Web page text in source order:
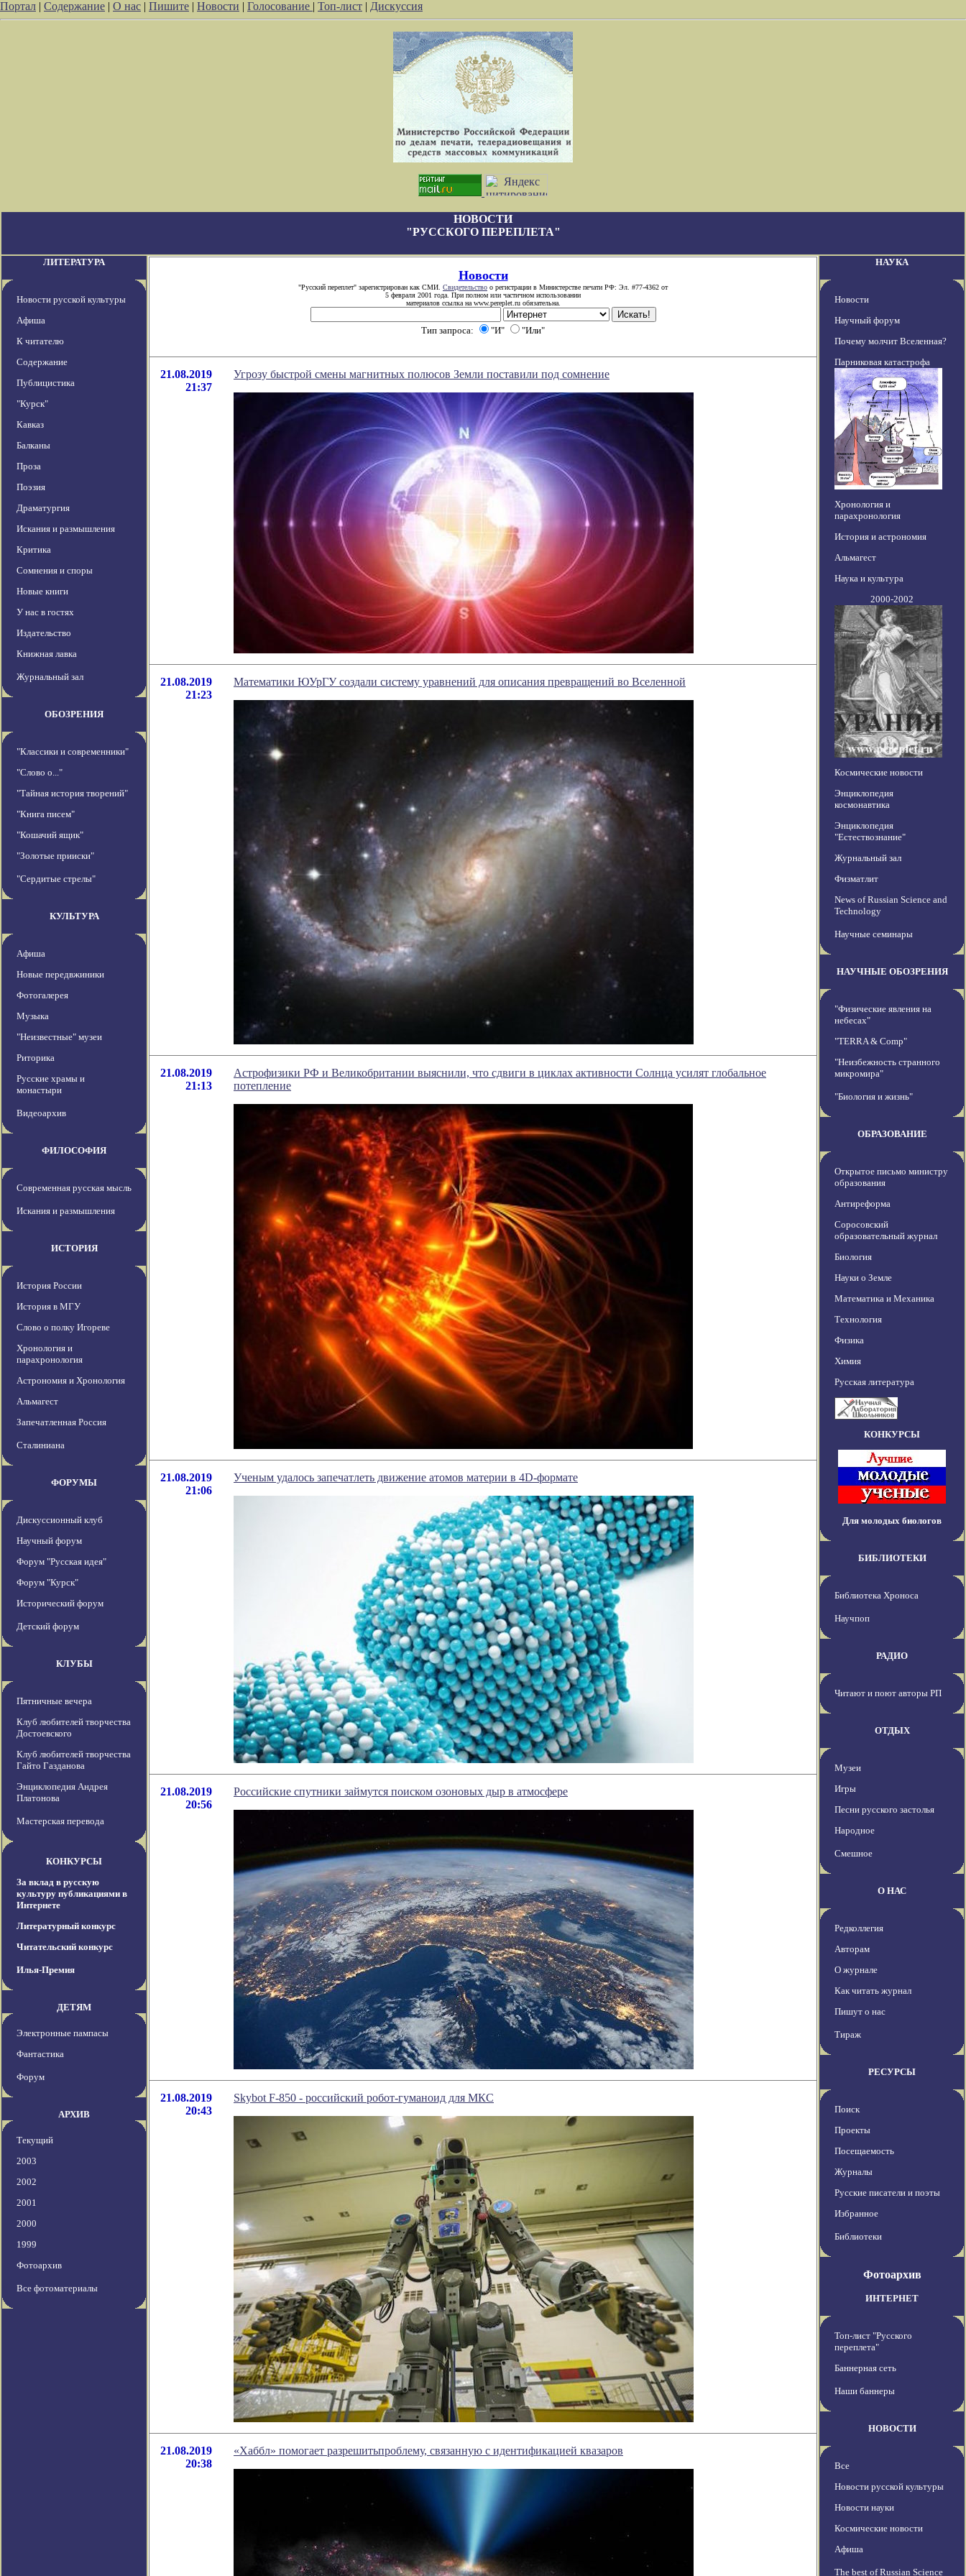
Портал | Содержание | О нас | Пишите | Новости | Голосование | Топ-лист | Дискуссия
НОВОСТИ
"РУССКОГО ПЕРЕПЛЕТА"
ЛИТЕРАТУРА
Новости русской культуры
Афиша
К читателю
Содержание
Публицистика
"Курск"
Кавказ
Балканы
Проза
Поэзия
Драматургия
Искания и размышления
Критика
Сомнения и споры
Новые книги
У нас в гостях
Издательство
Книжная лавка
Журнальный зал
ОБОЗРЕНИЯ
"Классики и современники"
"Слово о..."
"Тайная история творений"
"Книга писем"
"Кошачий ящик"
"Золотые прииски"
"Сердитые стрелы"
КУЛЬТУРА
Афиша
Новые передвжиники
Фотогалерея
Музыка
"Неизвестные" музеи
Риторика
Русские храмы и
монастыри
Видеоархив
ФИЛОСОФИЯ
Современная русская мысль
Искания и размышления
ИСТОРИЯ
История России
История в МГУ
Слово о полку Игореве
Хронология и
парахронология
Астрономия и Хронология
Альмагест
Запечатленная Россия
Сталиниана
ФОРУМЫ
Дискуссионный клуб
Научный форум
Форум "Русская идея"
Форум "Курск"
Исторический форум
Детский форум
КЛУБЫ
Пятничные вечера
Клуб любителей творчества
Достоевского
Клуб любителей творчества
Гайто Газданова
Энциклопедия Андрея
Платонова
Мастерская перевода
КОНКУРСЫ
За вклад в русскую
культуру публикациями в
Интернете
Литературный конкурс
Читательский конкурс
Илья-Премия
ДЕТЯМ
Электронные пампасы
Фантастика
Форум
АРХИВ
Текущий
2003
2002
2001
2000
1999
Фотоархив
Все фотоматериалы
Новости
"Русский переплет" зарегистрирован как СМИ. Свидетельство о регистрации в Министерстве печати РФ: Эл. #77-4362 от
5 февраля 2001 года. При полном или частичном использовании
материалов ссылка на www.pereplet.ru обязательна.
Тип запроса: "И" "Или"
21.08.2019
21:37
Угрозу быстрой смены магнитных полюсов Земли поставили под сомнение
21.08.2019
21:23
Математики ЮУрГУ создали систему уравнений для описания превращений во Вселенной
21.08.2019
21:13
Астрофизики РФ и Великобритании выяснили, что сдвиги в циклах активности Солнца усилят глобальное
потепление
21.08.2019
21:06
Ученым удалось запечатлеть движение атомов материи в 4D-формате
21.08.2019
20:56
Российские спутники займутся поиском озоновых дыр в атмосфере
21.08.2019
20:43
Skybot F-850 - российский робот-гуманоид для МКС
21.08.2019
20:38
«Хаббл» помогает разрешитьпроблему, связанную с идентификацией квазаров
НАУКА
Новости
Научный форум
Почему молчит Вселенная?
Парниковая катастрофа
Хронология и
парахронология
История и астрономия
Альмагест
Наука и культура
2000-2002
Космические новости
Энциклопедия
космонавтика
Энциклопедия
"Естествознание"
Журнальный зал
Физматлит
News of Russian Science and
Technology
Научные семинары
НАУЧНЫЕ ОБОЗРЕНИЯ
"Физические явления на
небесах"
"TERRA & Comp"
"Неизбежность странного
микромира"
"Биология и жизнь"
ОБРАЗОВАНИЕ
Открытое письмо министру
образования
Антиреформа
Соросовский
образовательный журнал
Биология
Науки о Земле
Математика и Механика
Технология
Физика
Химия
Русская литература
КОНКУРСЫ
Для молодых биологов
БИБЛИОТЕКИ
Библиотека Хроноса
Научпоп
РАДИО
Читают и поют авторы РП
ОТДЫХ
Музеи
Игры
Песни русского застолья
Народное
Смешное
О НАС
Редколлегия
Авторам
О журнале
Как читать журнал
Пишут о нас
Тираж
РЕСУРСЫ
Поиск
Проекты
Посещаемость
Журналы
Русские писатели и поэты
Избранное
Библиотеки
Фотоархив
ИНТЕРНЕТ
Топ-лист "Русского
переплета"
Баннерная сеть
Наши баннеры
НОВОСТИ
Все
Новости русской культуры
Новости науки
Космические новости
Афиша
The best of Russian Science